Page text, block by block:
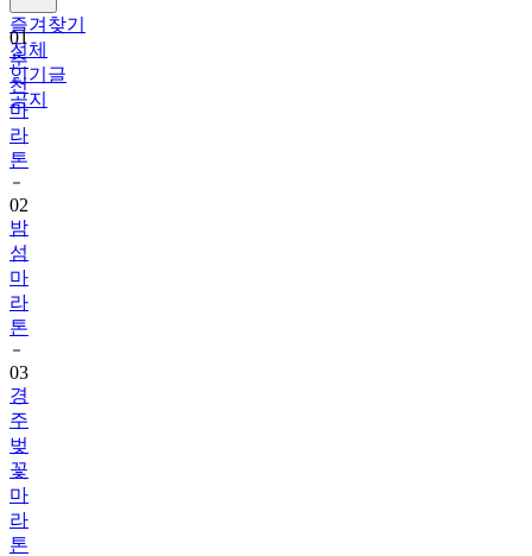
즐겨찾기
전체
인기글
공지
01
춘
천
마
라
톤
02
밤
섬
마
라
톤
03
경
주
벚
꽃
마
라
톤